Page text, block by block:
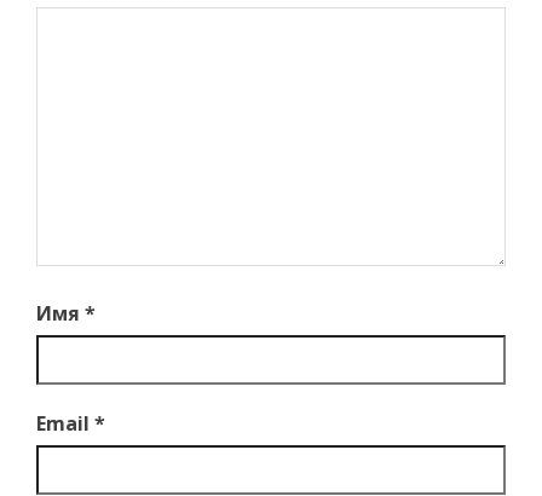
Имя *
Email *